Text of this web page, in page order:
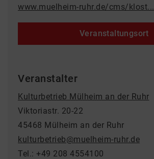
www.muelheim-ruhr.de/cms/klost...
Veranstaltungsort
Veranstalter
Kulturbetrieb Mülheim an der Ruhr
Viktoriastr. 20-22
45468 Mülheim an der Ruhr
kulturbetrieb@muelheim-ruhr.de
Tel.: +49 208 4554100